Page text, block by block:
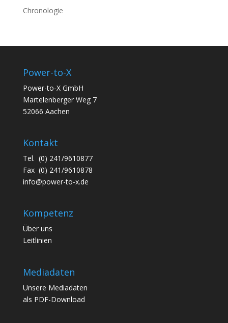
Chronologie
Power-to-X
Power-to-X GmbH
Martelenberger Weg 7
52066 Aachen
Kontakt
Tel. (0) 241/9610877
Fax (0) 241/9610878
info@power-to-x.de
Kompetenz
Über uns
Leitlinien
Mediadaten
Unsere Mediadaten
als PDF-Download